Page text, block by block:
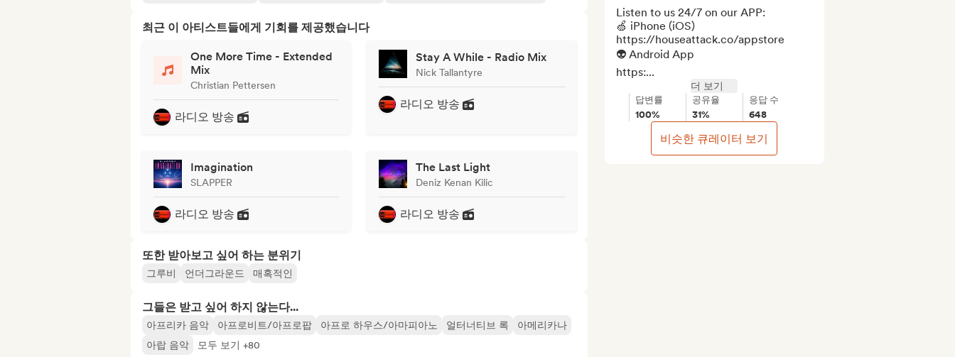
최근 이 아티스트들에게 기회를 제공했습니다
One More Time - Extended
Mix
Christian Pettersen
라디오 방송
Stay A While - Radio Mix
Nick Tallantyre
라디오 방송
Imagination
SLAPPER
라디오 방송
The Last Light
Deniz Kenan Kilic
라디오 방송
또한 받아보고 싶어 하는 분위기
그루비 언더그라운드 매혹적인
그들은 받고 싶어 하지 않는다...
아프리카 음악 아프로비트/아프로팝 아프로 하우스/아마피아노 얼터너티브 록
아메리카나
아랍 음악
모두 보기 +80
Listen to us 24/7 on our APP:
🍏 iPhone (iOS)
https://houseattack.co/appstore
👽 Android App
https:...
더 보기
답변률
100%
공유율
31%
응답 수
648
비슷한 큐레이터 보기